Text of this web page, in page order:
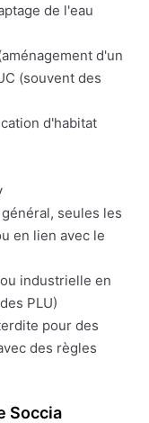
de l'eau
d'un
(souvent des
d'habitat
seules les
en lien avec le
industrielle en
PLU)
pour des
des règles
Soccia